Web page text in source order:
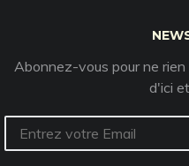
Abonnez-vous pour ne
d'ici